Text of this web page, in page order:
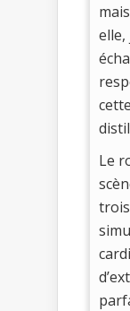
elle,
Le